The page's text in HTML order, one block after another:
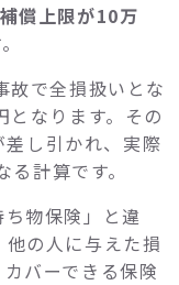
償上限が10万
故で全損扱いとな
なります。その
し引かれ、実際
計算です。
物保険」と違
の人に与えた損
バーできる保険